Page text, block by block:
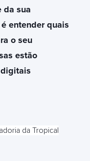
da sua
entender quais
o seu
estão
da Tropical